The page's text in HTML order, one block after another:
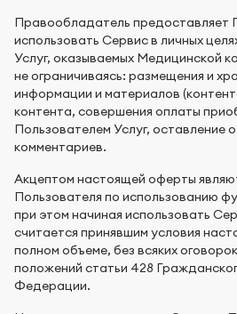
Правообладатель предоставляет
использовать Сервис в личных
Услуг, оказываемых Медицинской
не ограничиваясь: размещения и
информации и материалов
контента, совершения оплаты
Пользователем Услуг, оставление
комментариев.
Акцептом настоящей оферты
Пользователя по использованию
при этом начиная использовать
считается принявшим условия
полном объеме, без всяких
положений статьи 428
Федерации.